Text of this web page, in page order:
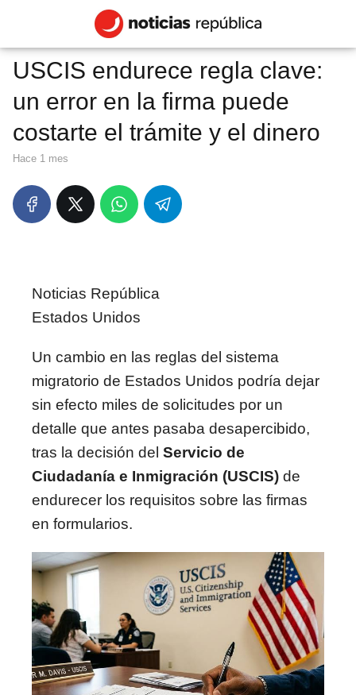
USCIS endurece regla clave:
un error en la firma puede
costarte el trámite y el dinero
hace 1 mes
Noticias República
Estados Unidos
Un cambio en las reglas del sistema
migratorio de Estados Unidos podría dejar
sin efecto miles de solicitudes por un
detalle que antes pasaba desapercibido,
tras la decisión del Servicio de
Ciudadanía e Inmigración (USCIS) de
endurecer los requisitos sobre las firmas
en formularios.